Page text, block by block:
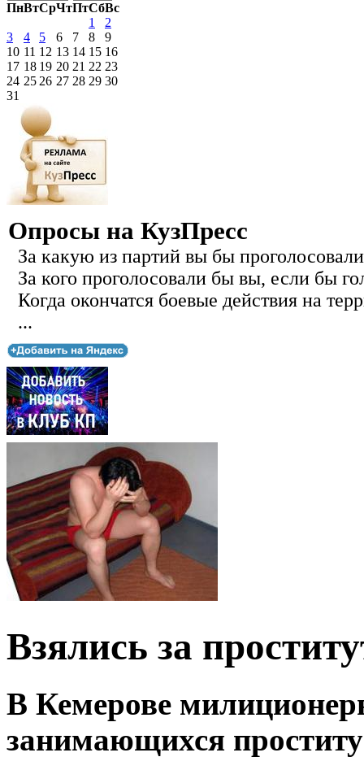
ПнВтСрЧтПтСбВс
1
2
3
4 5 6 7 8
9
10 11 12 13 14 15 16
17 18 19 20 21 22 23
24 25 26 27 28 29 30
31
Опросы на КузПресс
За какую из партий вы бы
За кого проголосовали бы вы, если бы
Когда окончатся боевые действия на
...
Взялись за
В Кемерове
занимающихся